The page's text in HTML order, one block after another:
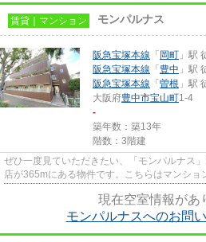
賃貸｜マンション モンパルナス
阪急宝塚本線 「 岡町 」駅
阪急宝塚本線 「 豊中 」駅
阪急宝塚本線 「 曽根 」駅
大阪府豊中市宝山町1-4
-
築年数：築13年
階数：3階建
ぜひ一度見ていただきたい、「モンパルナス
店が365mにある物件です。こちらはマンショ
現在空室情報があ
モンパルナスへのお問